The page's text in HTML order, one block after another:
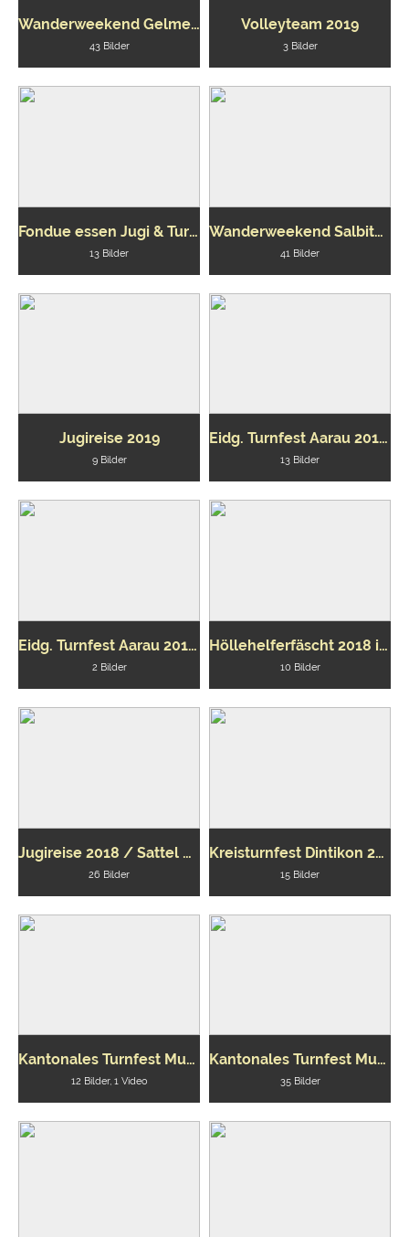
Wanderweekend Gelmersee
43 Bilder
Volleyteam 2019
3 Bilder
Fondue essen Jugi & Turnverein
13 Bilder
Wanderweekend Salbithütte
41 Bilder
Jugireise 2019
9 Bilder
Eidg. Turnfest Aarau 2019 Turnverein
13 Bilder
Eidg. Turnfest Aarau 2019 Jugi
2 Bilder
Höllehelferfäscht 2018 in Besenbüren
10 Bilder
Jugireise 2018 / Sattel Hochstuckli / Übernachten im Stroh
26 Bilder
Kreisturnfest Dintikon 2018 Jugi
15 Bilder
Kantonales Turnfest Muri 2017 Jugi
12 Bilder, 1 Video
Kantonales Turnfest Muri 2017 Turnverein
35 Bilder